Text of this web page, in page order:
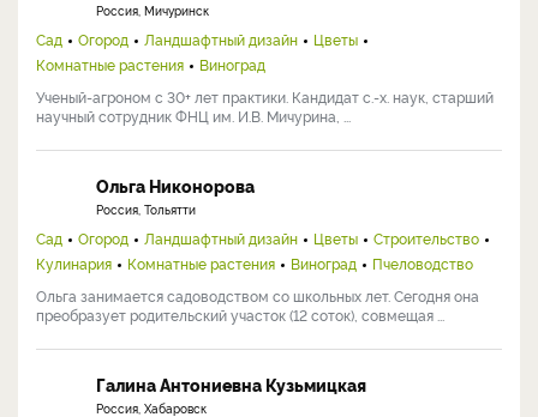
Россия, Мичуринск
Сад Огород Ландшафтный дизайн
Цветы
Комнатные растения
Виноград
Ученый-агроном с 30+ лет практики. Кандидат с.-х. наук, старший
научный сотрудник ФНЦ им. И.В. Мичурина, ...
Ольга Никонорова
Россия, Тольятти
Сад Огород Ландшафтный дизайн Цветы
Строительство
Кулинария
Комнатные растения Виноград
Пчеловодство
Ольга занимается садоводством со школьных лет. Сегодня она
преобразует родительский участок (12 соток), совмещая ...
Галина Антониевна Кузьмицкая
Россия, Хабаровск